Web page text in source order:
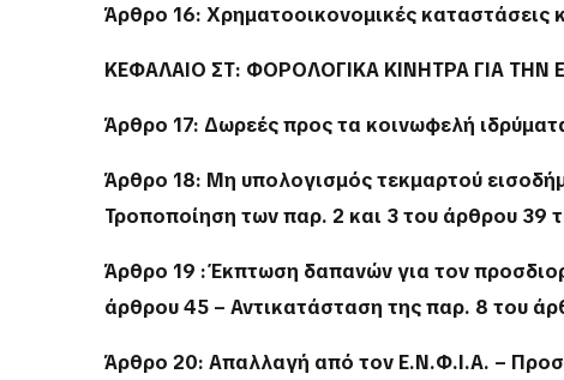
Άρθρο 16: Χρηματοοικονομικές καταστάσεις
ΚΕΦΑΛΑΙΟ ΣΤ΄: ΦΟΡΟΛΟΓΙΚΑ ΚΙΝΗΤΡΑ ΓΙΑ
Άρθρο 17: Δωρεές προς τα κοινωφελή
Άρθρο 18: Μη υπολογισμός τεκμαρτού
Τροποποίηση των παρ. 2 και 3 του άρθρου 39
Άρθρο 19 : Έκπτωση δαπανών για τον
άρθρου 45 – Αντικατάσταση της παρ. 8 του
Άρθρο 20: Απαλλαγή από τον Ε.Ν.Φ.Ι.Α. –